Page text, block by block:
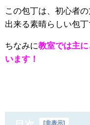
この包丁は、初心者
出来る素晴らしい包
ちなみに教室では主
います！
非表示